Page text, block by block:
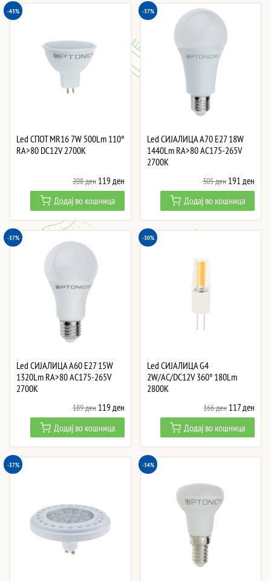
-43%
Led СПОТ MR16 7W 500Lm 110°
RA>80 DC12V 2700K
208ден Original
price
was:
208 ден.
119 денCurrent
price
is:
119 ден.
Додај во кошница
-37%
Led СИJАЛИЦА A70 E27 18W
1440Lm RA>80 AC175-265V
2700K
305ден Original
price
was:
305 ден.
191 ден
price
is:
191
Додај во кошница
-37%
Led СИJАЛИЦА A60 E27 15W
1320Lm RA>80 AC175-265V
2700K
189ден Original
price
was:
189 ден.
119 денCurrent
price
is:
119 ден.
Додај во кошница
-30%
Led СИJАЛИЦА G4
2W/AC/DC12V 360° 180Lm
2800K
166ден Original
price
was:
166 ден.
117ден
price
is:
117
Додај во кошница
-37% -34%